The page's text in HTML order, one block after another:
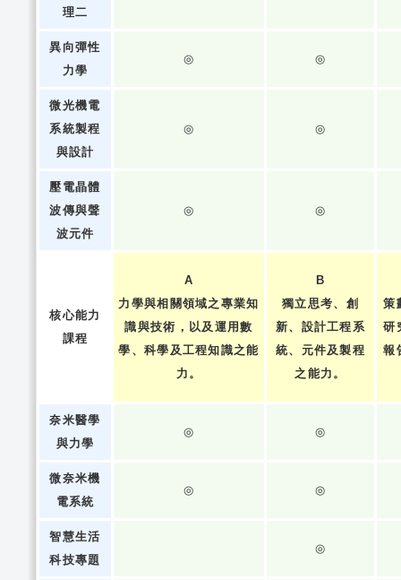
理二
異向彈性
力學
◎ ◎
微光機電
系統製程
與設計
◎ ◎
壓電晶體
波傳與聲
波元件
◎ ◎
核心能力
課程
A
力學與相關領域之專業知
識與技術，以及運用數
學、科學及工程知識之能
力。
B
獨立思考、創
新、設計工程系
統、元件及製程
之能力。
策
研
報
奈米醫學
與力學
◎ ◎
微奈米機
電系統
◎ ◎
智慧生活
科技專題
◎